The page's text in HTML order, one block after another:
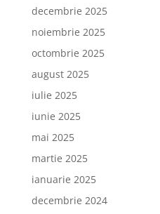
decembrie 2025
noiembrie 2025
octombrie 2025
august 2025
iulie 2025
iunie 2025
mai 2025
martie 2025
ianuarie 2025
decembrie 2024